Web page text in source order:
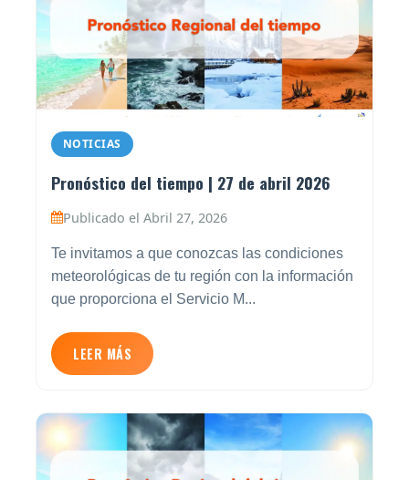
NOTICIAS
Pronóstico del tiempo | 27 de abril 2026
Publicado el Abril 27, 2026
Te invitamos a que conozcas las condiciones
meteorológicas de tu región con la información
que proporciona el Servicio M...
LEER MÁS